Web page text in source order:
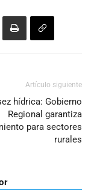
Artículo siguiente
hídrica: Gobierno
Regional garantiza
para sectores
rurales